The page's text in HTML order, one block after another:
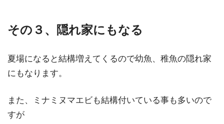
その３、隠れ家にもなる
夏場になると結構増えてくるので幼魚、稚魚の隠れ家
にもなります。
また、ミナミヌマエビも結構付いている事も多いので
すが